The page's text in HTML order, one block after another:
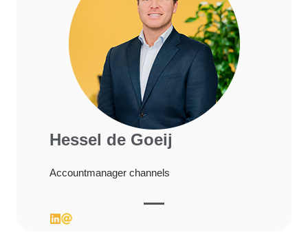
Hessel de Goeij
Accountmanager channels